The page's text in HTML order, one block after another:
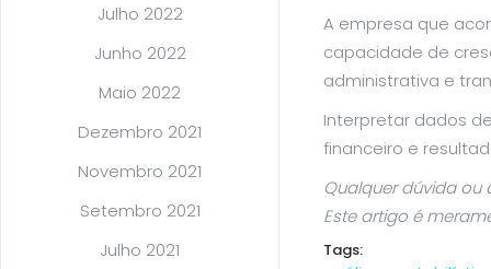
Julho 2022
Junho 2022
Maio 2022
Dezembro 2021
Novembro 2021
Setembro 2021
Julho 2021
A empresa que
capacidade de
administrativa e
Interpretar dados
financeiro e
Qualquer dúvida
Este artigo é
Tags: